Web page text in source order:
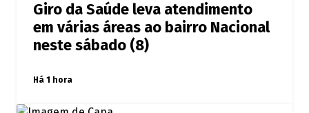
Giro da Saúde leva atendimento
em várias áreas ao bairro Nacional
neste sábado (8)
Há 1 hora